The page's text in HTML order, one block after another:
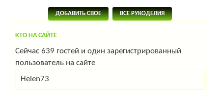
ДОБАВИТЬ СВОЕ ВСЕ РУКОДЕЛИЯ
КТО НА САЙТЕ
Сейчас 639 гостей и один зарегистрированный
пользователь на сайте
Helen73